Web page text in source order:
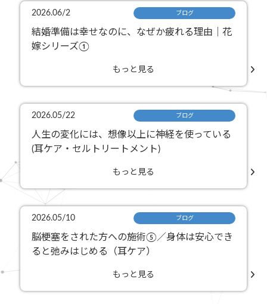
2026.06/2 ブログ
結婚準備は幸せなのに、なぜか疲れる理由｜花
嫁シリーズ①
もっと見る
2026.05/22 ブログ
人生の変化には、想像以上に神経を使っている
(耳ケア・セルトリートメント)
もっと見る
2026.05/10 ブログ
脳梗塞をされた方への施術⑤／身体は安心でき
ると弛みはじめる（耳ケア）
もっと見る